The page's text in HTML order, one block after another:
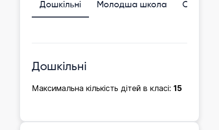
Дошкільні Молодша школа
Дошкільні
Максимальна кількість дітей в класі: 15